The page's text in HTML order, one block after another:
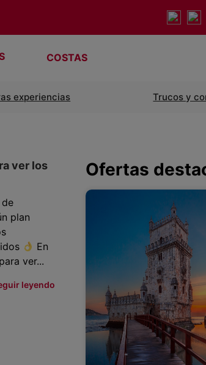
COSTAS
experiencias Trucos y
ver los
plan
En
ver...
leyendo
Ofertas